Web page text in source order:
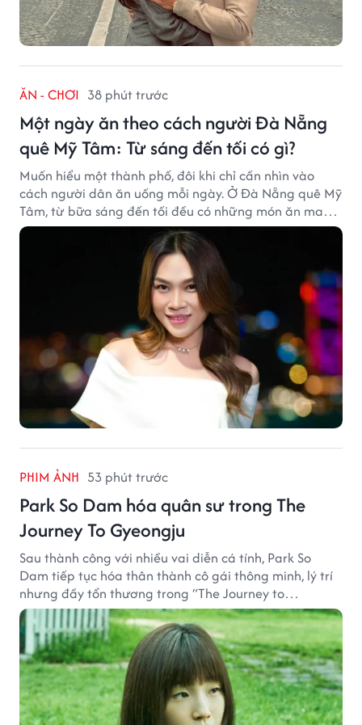
ĂN - CHƠI 38 phút trước
Một ngày ăn theo cách người Đà Nẵng
quê Mỹ Tâm: Từ sáng đến tối có gì?
Muốn hiểu một thành phố, đôi khi chỉ cần nhìn vào
cách người dân ăn uống mỗi ngày. Ở Đà Nẵng quê Mỹ
Tâm, từ bữa sáng đến tối đều có những món ăn mang
đậm dấu ấn miền Trung.
PHIM ẢNH 53 phút trước
Park So Dam hóa quân sư trong The
Journey To Gyeongju
Sau thành công với nhiều vai diễn cá tính, Park So
Dam tiếp tục hóa thân thành cô gái thông minh, lý trí
nhưng đầy tổn thương trong “The Journey to
Gyeongju”.